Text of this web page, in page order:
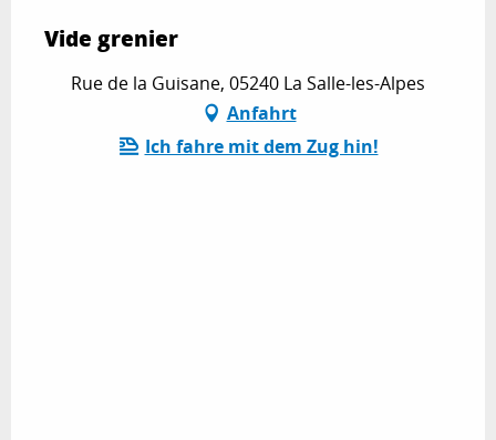
Vide grenier
Rue de la Guisane, 05240 La Salle-les-Alpes
Anfahrt
Ich fahre mit dem Zug hin!